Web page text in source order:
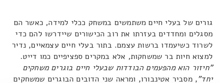
גורים של בעלי חיים משתמשים במשחק ככלי למידה, כאשר הם
מסגלים ומחדדים בעזרתו את רוב הכישורים שיידרשו להם כדי
לשרוד כשיעמדו ברשות עצמם. בתור בעלי חיים עצמאיים, נדיר
למצוא חיות בר שמשחקות, אלא במקרים ספציפיים כמו דייט.
"חיזור הוא מהפעמים הבודדות שבעלי חיים בוגרים משחקים
יחד", מסביר אטינבורו, ומראה שני הדובים הבוגרים שמשחקים